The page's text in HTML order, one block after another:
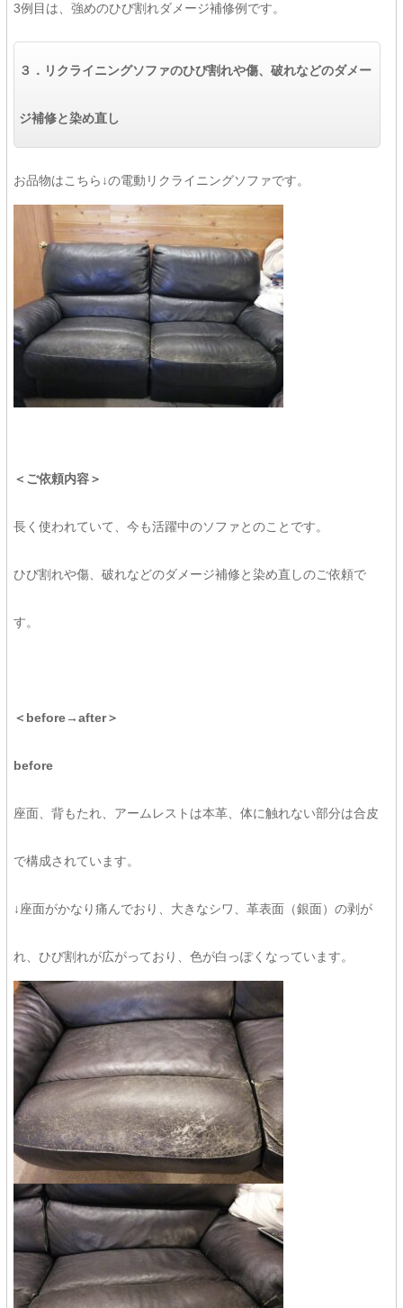
3例目は、強めのひび割れダメージ補修例です。
３．リクライニングソファのひび割れや傷、破れなどのダメー
ジ補修と染め直し
お品物はこちら↓の電動リクライニングソファです。
＜ご依頼内容＞
長く使われていて、今も活躍中のソファとのことです。
ひび割れや傷、破れなどのダメージ補修と染め直しのご依頼で
す。
＜before→after＞
before
座面、背もたれ、アームレストは本革、体に触れない部分は合皮
で構成されています。
↓座面がかなり痛んでおり、大きなシワ、革表面（銀面）の剥が
れ、ひび割れが広がっており、色が白っぽくなっています。